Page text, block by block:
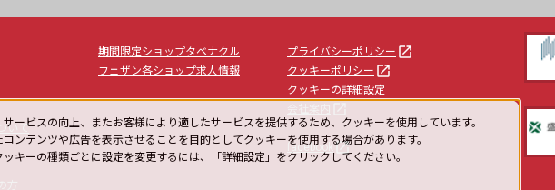
いて
期間限定ショップタベナクル
フェザン各ショップ求人情報
プライバシーポリシー launch
クッキーポリシー launch
クッキーの詳細設定
facebook launch
ービスの向上、またお客様により適したサービスを提供するため、クッキーを使用しています。
ンテンツや広告を表示させることを目的としてクッキーを使用する場合があります。
キーの種類ごとに設定を変更するには、「詳細設定」をクリックしてください。